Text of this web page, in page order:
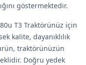
göstermektedir.
T3 Traktörünüz için
kalite, dayanıklılık
traktörünüzün
Doğru yedek